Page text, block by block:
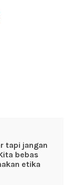
tapi jangan
bebas
etika